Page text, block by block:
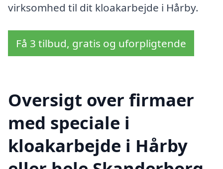
virksomhed til dit kloakarbejde i Hårby.
Få 3 tilbud, gratis og uforpligtende
Oversigt over firmaer
med speciale i
kloakarbejde i Hårby